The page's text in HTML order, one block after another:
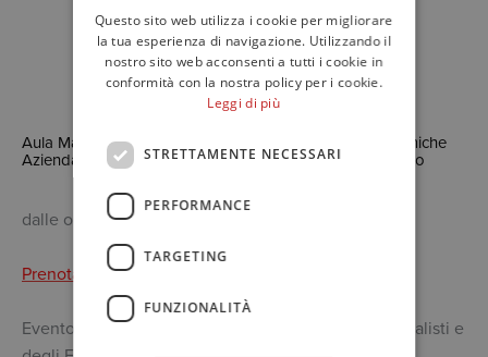
Aula Magna “Li Donni” Dipartimento di Scienze Economiche
Aziendali e Statistiche Viale delle Scienze, ed. 13, Palermo
dalle ore 8.30 alle ore 14.00
Prenota
Evento valido ai fini della FPC dei Dottori Commercialisti e
Questo sito web utilizza i cookie per migliorare
la tua esperienza di navigazione. Utilizzando il
nostro sito web acconsenti a tutti i cookie in
conformità con la nostra policy per i cookie.
Leggi di più
STRETTAMENTE NECESSARI
PERFORMANCE
TARGETING
FUNZIONALITÀ